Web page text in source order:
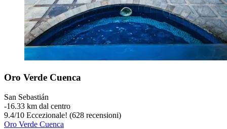
Oro Verde Cuenca
San Sebastián
‐16.33 km dal centro
9.4/10 Eccezionale! (628 recensioni)
Oro Verde Cuenca